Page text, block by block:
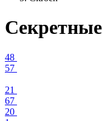
48
57
21
67
20